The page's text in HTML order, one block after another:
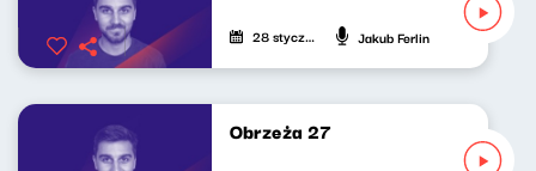
28 stycznia 2026 Jakub Ferlin
Obrzeża 27